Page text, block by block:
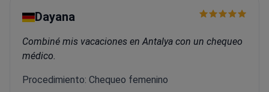
Dayana
Combiné mis vacaciones en Antalya con un chequeo
médico.
Procedimiento: Chequeo femenino